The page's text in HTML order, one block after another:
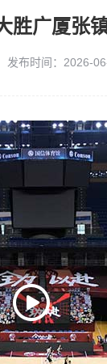
胜广厦张
发布时间：2026-